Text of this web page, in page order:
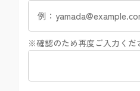
※確認のため再度ご入力く